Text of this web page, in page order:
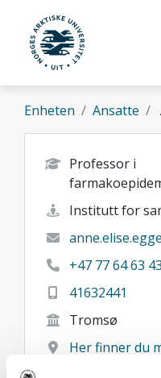
Gå til hovedinnhold
UiT Norges
Enheten Ansatte
Professor i
Institutt for
+47 77 64 63 43
41632441
Tromsø
Her finner du